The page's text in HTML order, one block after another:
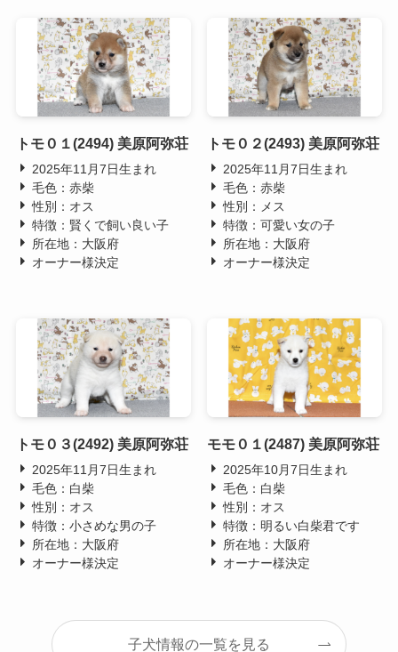
トモ０１(2494) 美原阿弥荘
2025年11月7日生まれ
毛色：赤柴
性別：オス
特徴：賢くで飼い良い子
所在地：大阪府
オーナー様決定
トモ０２(2493) 美原阿弥荘
2025年11月7日生まれ
毛色：赤柴
性別：メス
特徴：可愛い女の子
所在地：大阪府
オーナー様決定
トモ０３(2492) 美原阿弥荘
2025年11月7日生まれ
毛色：白柴
性別：オス
特徴：小さめな男の子
所在地：大阪府
オーナー様決定
モモ０１(2487) 美原阿弥荘
2025年10月7日生まれ
毛色：白柴
性別：オス
特徴：明るい白柴君です
所在地：大阪府
オーナー様決定
子犬情報の一覧を見る